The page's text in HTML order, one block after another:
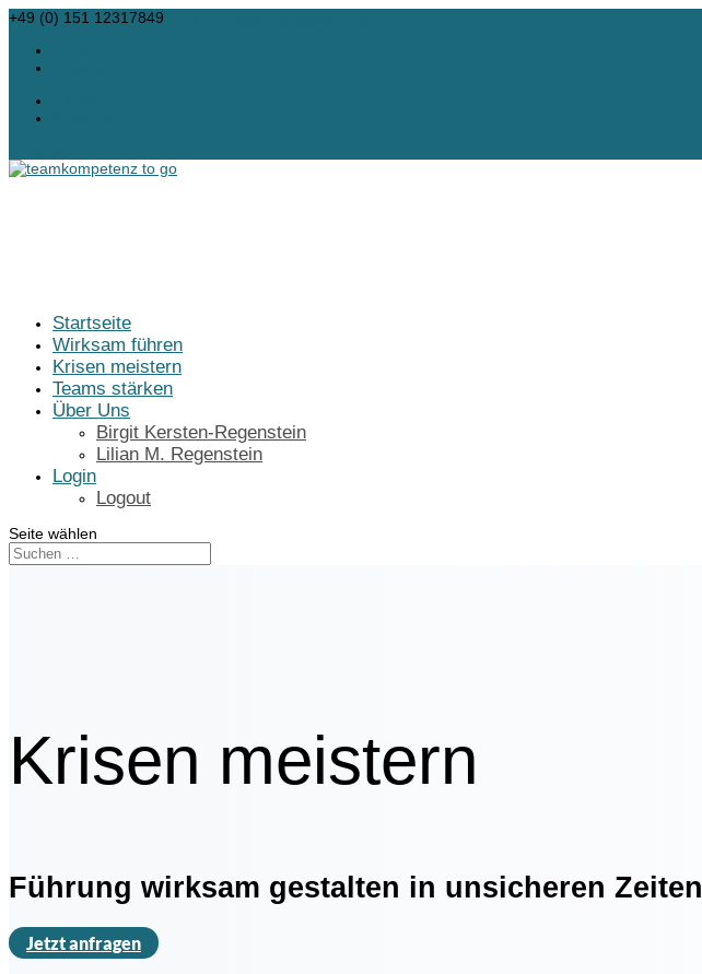
+49 (0) 151 12317849
Startseite
Wirksam führen
Krisen meistern
Teams stärken
Über Uns
Birgit Kersten-Regenstein
Lilian M. Regenstein
Login
Logout
Seite wählen
Krisen meistern
Führung wirksam gestalten in unsicheren Zeiten
Jetzt anfragen